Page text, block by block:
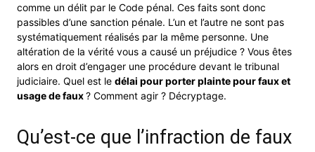
comme un délit par le Code pénal. Ces faits sont donc
passibles d’une sanction pénale. L’un et l’autre ne sont pas
systématiquement réalisés par la même personne. Une
altération de la vérité vous a causé un préjudice ? Vous êtes
alors en droit d’engager une procédure devant le tribunal
judiciaire. Quel est le délai pour porter plainte pour faux et
usage de faux? Comment agir ? Décryptage.
Qu’est-ce que l’infraction de faux